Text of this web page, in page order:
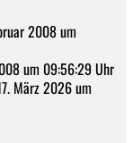
2008 um
um 09:56:29 Uhr
März 2026 um